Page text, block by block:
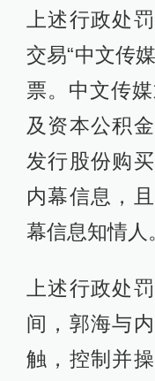
上述行政处
交易“中文传
票。中文传
及资本公积
发行股份购
内幕信息，
幕信息知情人
上述行政处
间，郭海与
触，控制并